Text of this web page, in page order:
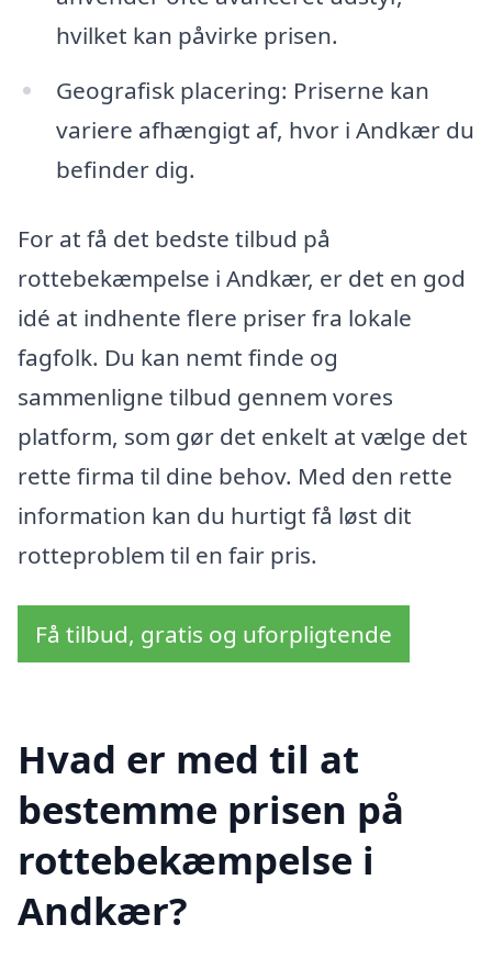
hvilket kan påvirke prisen.
Geografisk placering: Priserne kan
variere afhængigt af, hvor i Andkær du
befinder dig.
For at få det bedste tilbud på
rottebekæmpelse i Andkær, er det en god
idé at indhente flere priser fra lokale
fagfolk. Du kan nemt finde og
sammenligne tilbud gennem vores
platform, som gør det enkelt at vælge det
rette firma til dine behov. Med den rette
information kan du hurtigt få løst dit
rotteproblem til en fair pris.
Få tilbud, gratis og uforpligtende
Hvad er med til at
bestemme prisen på
rottebekæmpelse i
Andkær?